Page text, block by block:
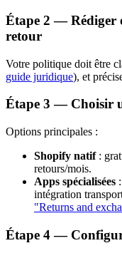
Étape 2 — Rédiger
retour
Votre politique doit être
guide juridique), et
Étape 3 — Choisir
Options principales :
Shopify natif:
retours/mois.
Apps spécialisées
intégration
"Returns and
Étape 4 —